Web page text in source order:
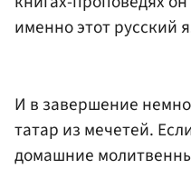
именно этот русский
И в завершение
татар из мечетей.
домашние